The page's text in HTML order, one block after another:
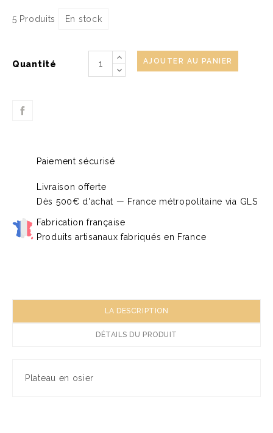
5 Produits En stock
Quantité AJOUTER AU PANIER
Paiement sécurisé
Livraison offerte
Dès 500€ d'achat — France métropolitaine via GLS
Fabrication française
Produits artisanaux fabriqués en France
LA DESCRIPTION
DÉTAILS DU PRODUIT
Plateau en osier